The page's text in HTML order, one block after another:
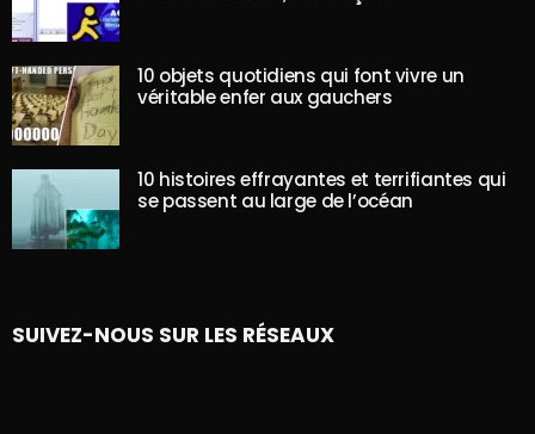
10 objets quotidiens qui font vivre un
véritable enfer aux gauchers
10 histoires effrayantes et terrifiantes qui
se passent au large de l’océan
SUIVEZ-NOUS SUR LES RÉSEAUX